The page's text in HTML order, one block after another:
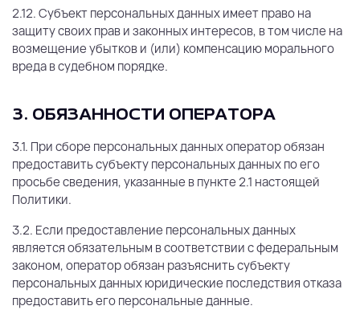
2.12. Субъект персональных данных имеет право на
защиту своих прав и законных интересов, в том числе на
возмещение убытков и (или) компенсацию морального
вреда в судебном порядке.
3. ОБЯЗАННОСТИ ОПЕРАТОРА
3.1. При сборе персональных данных оператор обязан
предоставить субъекту персональных данных по его
просьбе сведения, указанные в пункте 2.1 настоящей
Политики.
3.2. Если предоставление персональных данных
является обязательным в соответствии с федеральным
законом, оператор обязан разъяснить субъекту
персональных данных юридические последствия отказа
предоставить его персональные данные.